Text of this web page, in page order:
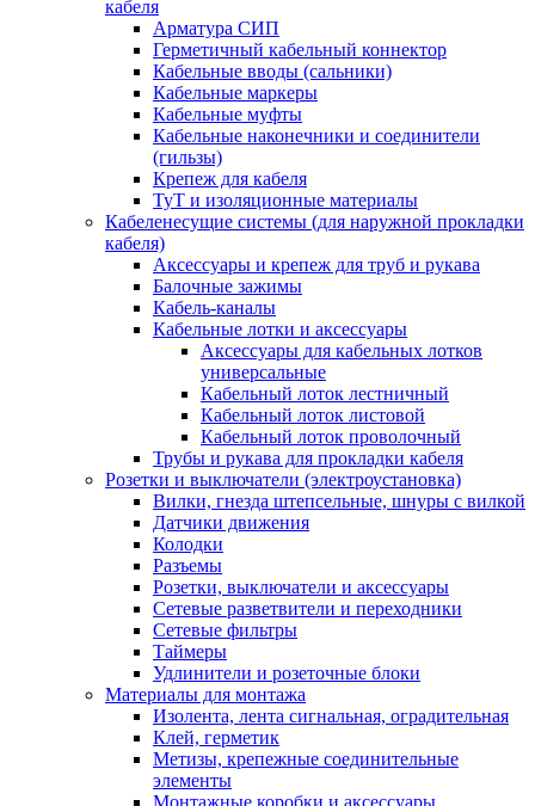
кабеля
Арматура СИП
Герметичный кабельный коннектор
Кабельные вводы (сальники)
Кабельные маркеры
Кабельные муфты
Кабельные наконечники и соединители
(гильзы)
Крепеж для кабеля
ТуТ и изоляционные материалы
Кабеленесущие системы (для наружной прокладки
кабеля)
Аксессуары и крепеж для труб и рукава
Балочные зажимы
Кабель-каналы
Кабельные лотки и аксессуары
Аксессуары для кабельных лотков
универсальные
Кабельный лоток лестничный
Кабельный лоток листовой
Кабельный лоток проволочный
Трубы и рукава для прокладки кабеля
Розетки и выключатели (электроустановка)
Вилки, гнезда штепсельные, шнуры с вилкой
Датчики движения
Колодки
Разъемы
Розетки, выключатели и аксессуары
Сетевые разветвители и переходники
Сетевые фильтры
Таймеры
Удлинители и розеточные блоки
Материалы для монтажа
Изолента, лента сигнальная, оградительная
Клей, герметик
Метизы, крепежные соединительные
элементы
Монтажные коробки и аксессуары